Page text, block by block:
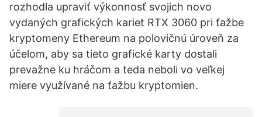
rozhodla upraviť výkonnosť svojich novo
vydaných grafických kariet RTX 3060 pri ťažbe
kryptomeny Ethereum na polovičnú úroveň za
účelom, aby sa tieto grafické karty dostali
prevažne ku hráčom a teda neboli vo veľkej
miere využívané na ťažbu kryptomien.